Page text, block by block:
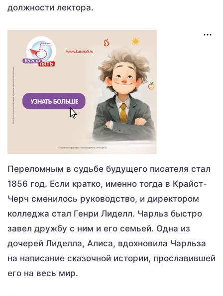
должности лектора.
Переломным в судьбе будущего писателя стал
1856 год. Если кратко, именно тогда в Крайст-
Черч сменилось руководство, и директором
колледжа стал Генри Лиделл. Чарльз быстро
завел дружбу с ним и его семьей. Одна из
дочерей Лиделла, Алиса, вдохновила Чарльза
на написание сказочной истории, прославившей
его на весь мир.